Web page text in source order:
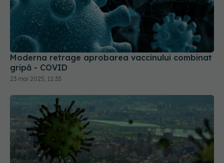
Moderna retrage aprobarea vaccinului combinat
gripă - COVID
23 mai 2025, 12:33